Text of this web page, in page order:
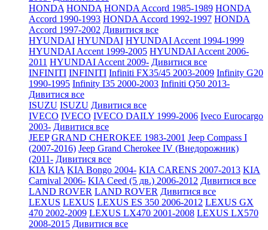
HONDA HONDA HONDA Accord 1985-1989 HONDA
Accord 1990-1993 HONDA Accord 1992-1997 HONDA
Accord 1997-2002 Дивитися все
HYUNDAI HYUNDAI HYUNDAI Accent 1994-1999
HYUNDAI Accent 1999-2005 HYUNDAI Accent 2006-
2011 HYUNDAI Accent 2009- Дивитися все
INFINITI INFINITI Infiniti FX35/45 2003-2009 Infinity G20
1990-1995 Infinity I35 2000-2003 Infiniti Q50 2013-
Дивитися все
ISUZU ISUZU Дивитися все
IVECO IVECO IVECO DAILY 1999-2006 Iveco Eurocargo
2003- Дивитися все
JEEP GRAND CHEROKEE 1983-2001 Jeep Compass I
(2007-2016) Jeep Grand Cherokee IV (Внедорожник)
(2011- Дивитися все
KIA KIA KIA Bongo 2004- KIA CARENS 2007-2013 KIA
Carnival 2006- KIA Ceed (5 дв.) 2006-2012 Дивитися все
LAND ROVER LAND ROVER Дивитися все
LEXUS LEXUS LEXUS ES 350 2006-2012 LEXUS GX
470 2002-2009 LEXUS LX470 2001-2008 LEXUS LX570
2008-2015 Дивитися все